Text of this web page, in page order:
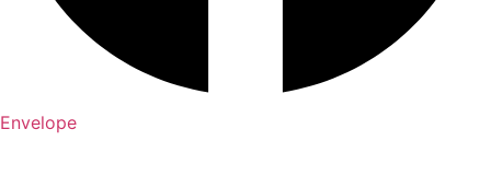
Envelope